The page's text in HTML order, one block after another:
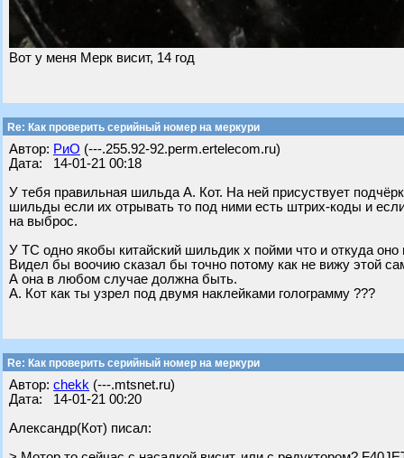
Вот у меня Мерк висит, 14 год
Re: Как проверить серийный номер на меркури
Автор: РиО (---.255.92-92.perm.ertelecom.ru)
Дата: 14-01-21 00:18
У тебя правильная шильда А. Кот. На ней присуствует
шильды если их отрывать то под ними есть штрих-коды и
на выброс.
У ТС одно якобы китайский шильдик х пойми что и откуда
Видел бы воочию сказал бы точно потому как не вижу этой
А она в любом случае должна быть.
А. Кот как ты узрел под двумя наклейками голограмму ???
Re: Как проверить серийный номер на меркури
Автор: chekk (---.mtsnet.ru)
Дата: 14-01-21 00:20
Александр(Кот) писал: